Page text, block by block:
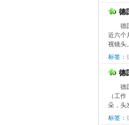
德
德
近六个
视镜头
标签：
德
德
（工
朵，头
标签：